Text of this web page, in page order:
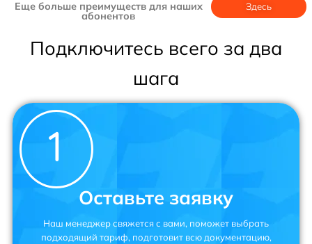
Еще больше преимуществ для наших
абонентов
Здесь
Подключитесь всего за два
шага
Оставьте заявку
Наш менеджер свяжется с вами, поможет выбрать
подходящий тариф, подготовит всю документацию,